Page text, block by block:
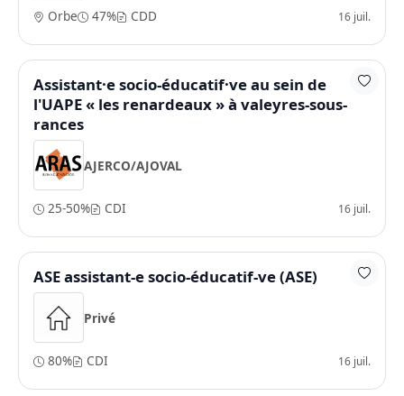
Orbe 47% CDD 16 juil.
Assistant·e socio-éducatif·ve au sein de
l'UAPE « les renardeaux » à valeyres-sous-
rances
AJERCO/AJOVAL
25-50% CDI 16 juil.
ASE assistant-e socio-éducatif-ve (ASE)
Privé
80% CDI 16 juil.